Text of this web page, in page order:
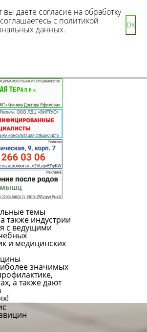
темы
также индустрии
с ведущими
и медицинских
значимых
а также дают
даете согласие на обработку
с политикой
данных.
ОК